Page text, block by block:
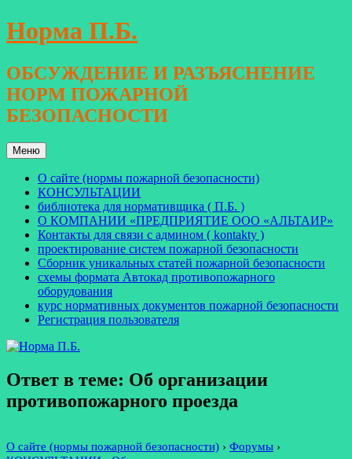
Перейти
к
Норма П.Б.
ОБСУЖДЕНИЕ И РАЗЪЯСНЕНИЕ
НОРМ ПОЖАРНОЙ
БЕЗОПАСНОСТИ
Меню
О сайте (нормы пожарной безопасности)
КОНСУЛЬТАЦИИ
библиотека для нормативщика ( П.Б. )
О КОМПАНИИ «ПРЕДПРИЯТИЕ ООО «АЛЬТАИР»
Контакты для связи с админом ( kontakty )
проектирование систем пожарной безопасности
Сборник уникальных статей пожарной безопасности
схемы формата Автокад противопожарного
оборудования
курс нормативных документов пожарной безопасности
Регистрация пользователя
Ответ в теме: Об организации
противопожарного проезда
О сайте (нормы пожарной безопасности) › Форумы ›